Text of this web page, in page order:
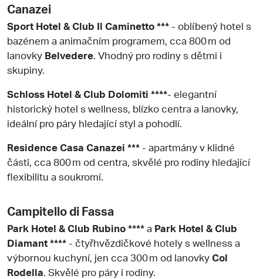
Canazei
Sport Hotel & Club Il Caminetto ***- oblíbený hotel s
bazénem a animačním programem, cca 800 m od
lanovky Belvedere. Vhodný pro rodiny s dětmi i
skupiny.
Schloss Hotel & Club Dolomiti ****- elegantní
historický hotel s wellness, blízko centra a lanovky,
ideální pro páry hledající styl a pohodlí.
Residence Casa Canazei ***- apartmány v klidné
části, cca 800 m od centra, skvělé pro rodiny hledající
flexibilitu a soukromí.
Campitello di Fassa
Park Hotel & Club Rubino ****a Park Hotel & Club
Diamant ****- čtyřhvězdičkové hotely s wellness a
výbornou kuchyní, jen cca 300 m od lanovkyCol
Rodella. Skvělé pro páry i rodiny.